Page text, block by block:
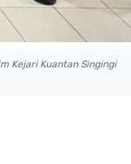
Kejari Kuantan Singingi